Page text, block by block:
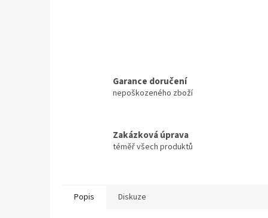
Garance doručení
nepoškozeného zboží
Zakázková úprava
téměř všech produktů
Popis Diskuze